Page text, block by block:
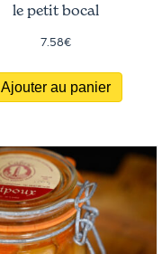
le petit bocal
7.58€
Ajouter au panier